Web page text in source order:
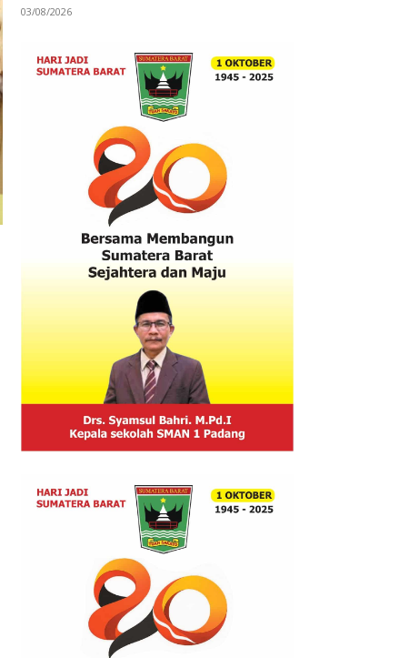
03/08/2026